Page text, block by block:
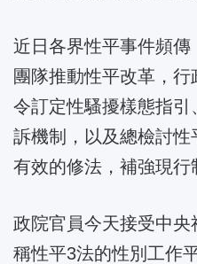
近日各界性平事件頻
團隊推動性平改革，
令訂定性騷擾樣態指引
訴機制，以及總檢討
有效的修法，補強現行
政院官員今天接受中
稱性平3法的性別工作